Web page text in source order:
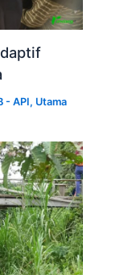
- API, Utama